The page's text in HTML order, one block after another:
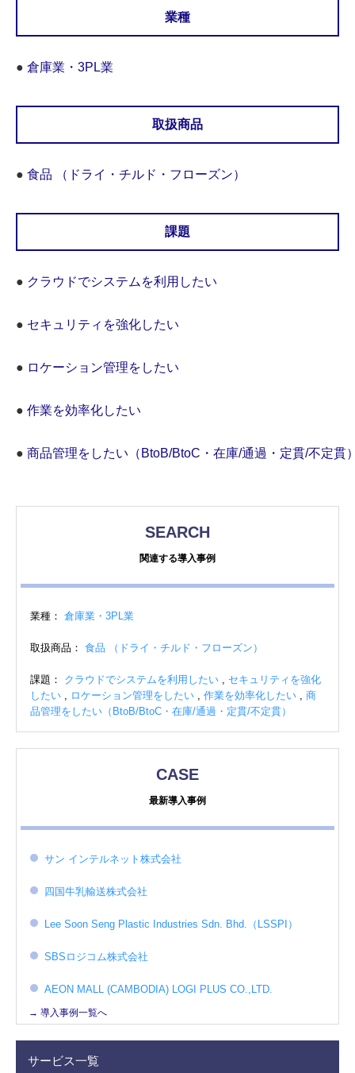
業種
● 倉庫業・3PL業
取扱商品
● 食品 （ドライ・チルド・フローズン）
課題
● クラウドでシステムを利用したい
● セキュリティを強化したい
● ロケーション管理をしたい
● 作業を効率化したい
● 商品管理をしたい（BtoB/BtoC・在庫/通過・定貫/不定貫
SEARCH
関連する導入事例
業種： 倉庫業・3PL業
取扱商品： 食品 （ドライ・チルド・フローズン）
課題： クラウドでシステムを利用したい , セキュリティを強化
したい , ロケーション管理をしたい , 作業を効率化したい , 商
品管理をしたい（BtoB/BtoC・在庫/通過・定貫/不定貫）
CASE
最新導入事例
サン インテルネット株式会社
四国牛乳輸送株式会社
Lee Soon Seng Plastic Industries Sdn. Bhd.（LSSPI）
SBSロジコム株式会社
AEON MALL (CAMBODIA) LOGI PLUS CO.,LTD.
→ 導入事例一覧へ
サービス一覧